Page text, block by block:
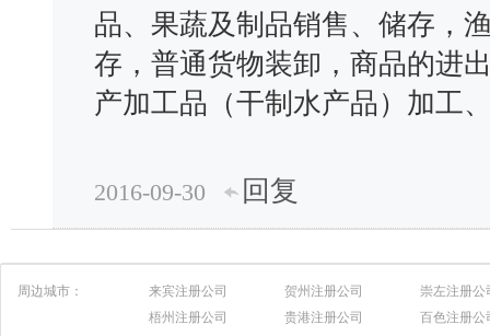
品、果蔬及制品销售、储存，
存，普通货物装卸，商品的进
产加工品（干制水产品）加工
2016-09-30 回复
周边城市： 来宾注册公司 贺州注册公司
崇左注册公
梧州注册公司
贵港注册公司 百色注册公